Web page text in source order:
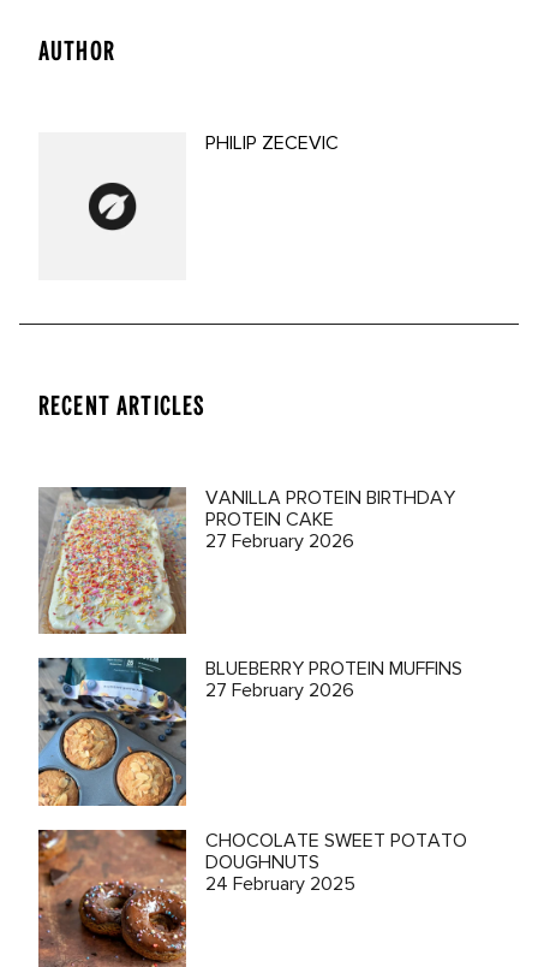
AUTHOR
PHILIP ZECEVIC
RECENT ARTICLES
VANILLA PROTEIN BIRTHDAY
PROTEIN CAKE
27 February 2026
BLUEBERRY PROTEIN MUFFINS
27 February 2026
CHOCOLATE SWEET POTATO
DOUGHNUTS
24 February 2025